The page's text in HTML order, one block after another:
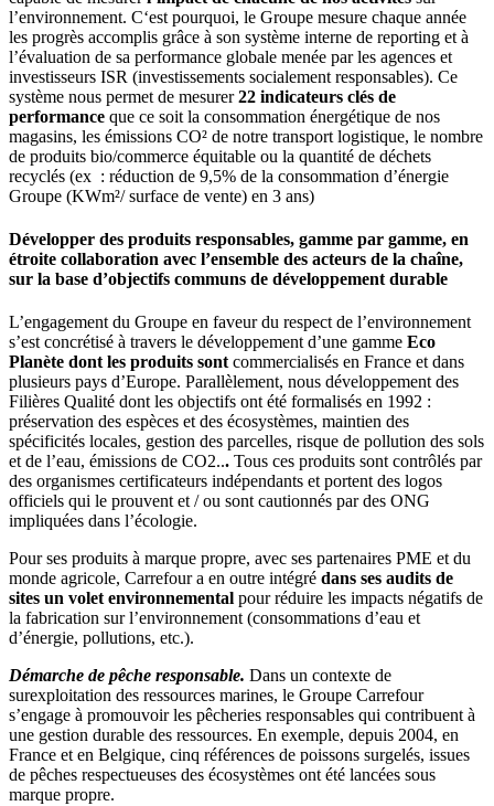
l’environnement. C‘est pourquoi, le Groupe mesure chaque année
les progrès accomplis grâce à son système interne de reporting et à
l’évaluation de sa performance globale menée par les agences et
investisseurs ISR (investissements socialement responsables). Ce
système nous permet de mesurer22 indicateurs clés de
performance que ce soit la consommation énergétique de nos
magasins, les émissions CO² de notre transport logistique, le nombre
de produits bio/commerce équitable ou la quantité de déchets
recyclés (ex : réduction de 9,5% de la consommation d’énergie
Groupe (KWm²/ surface de vente) en 3 ans)
Développer des produits responsables, gamme par gamme, en
étroite collaboration avec l’ensemble des acteurs de la chaîne,
sur la base d’objectifs communs de développement durable
L’engagement du Groupe en faveur du respect de l’environnement
s’est concrétisé à travers le développement d’une gamme Eco
Planète dont les produits sont commercialisés en France et dans
plusieurs pays d’Europe. Parallèlement, nous développement des
Filières Qualité dont les objectifs ont été formalisés en 1992 :
préservation des espèces et des écosystèmes, maintien des
spécificités locales, gestion des parcelles, risque de pollution des sols
et de l’eau, émissions de CO2... Tous ces produits sont contrôlés par
des organismes certificateurs indépendants et portent des logos
officiels qui le prouvent et / ou sont cautionnés par des ONG
impliquées dans l’écologie.
Pour ses produits à marque propre, avec ses partenaires PME et du
monde agricole, Carrefour a en outre intégré dans ses audits de
sites un volet environnemental pour réduire les impacts négatifs de
la fabrication sur l’environnement (consommations d’eau et
d’énergie, pollutions, etc.).
Démarche de pêche responsable. Dans un contexte de
surexploitation des ressources marines, le Groupe Carrefour
s’engage à promouvoir les pêcheries responsables qui contribuent à
une gestion durable des ressources. En exemple, depuis 2004, en
France et en Belgique, cinq références de poissons surgelés, issues
de pêches respectueuses des écosystèmes ont été lancées sous
marque propre.